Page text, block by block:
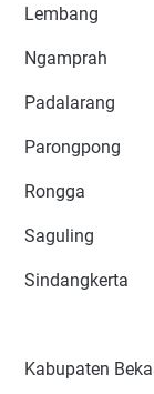
Lembang
Ngamprah
Padalarang
Parongpong
Rongga
Saguling
Sindangkerta
Kabupaten